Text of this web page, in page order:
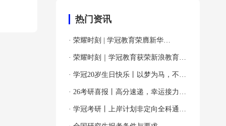
热门资讯
· 荣耀时刻 | 学冠教育荣膺新华
网“2024年度全国教育先锋品牌优秀案
例”殊荣！
· 荣耀时刻｜学冠教育获荣新浪教育
2024年度考研教育领导力品牌！
· 学冠20岁生日快乐丨以梦为马，不负
韶华！
· 26考研喜报丨高分速递，幸运接力，
吸欧气啦～
· 学冠考研丨上岸计划非定向全科通关